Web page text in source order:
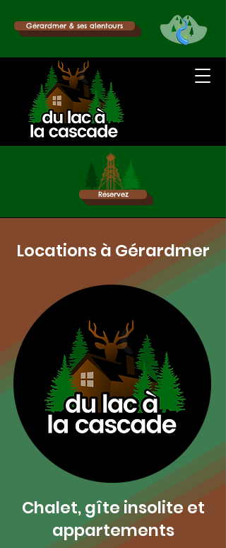
Gérardmer & ses alentours
Réservez
Locations à Gérardmer
Chalet, gîte insolite et
appartements